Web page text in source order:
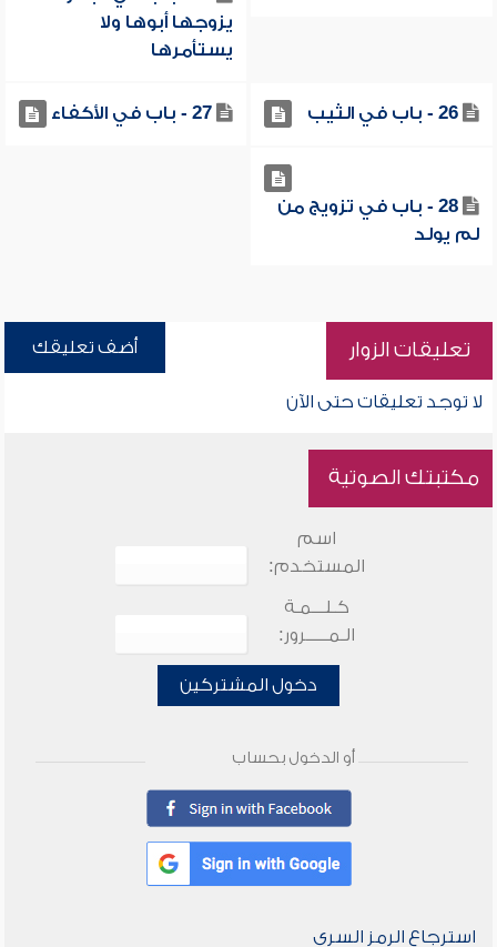
يزوجها أبوها ولا
يستأمرها
26 - باب في الثيب 27 - باب في الأكفاء
28 - باب في تزويج من
لم يولد
تعليقات الزوار أضف تعليقك
لا توجد تعليقات حتى الآن
مكتبتك الصوتية
اسم
المستخدم:
كـلـــمـة
الـمـــــرور:
دخول المشتركين
أو الدخول بحساب
استرجاع الرمز السري